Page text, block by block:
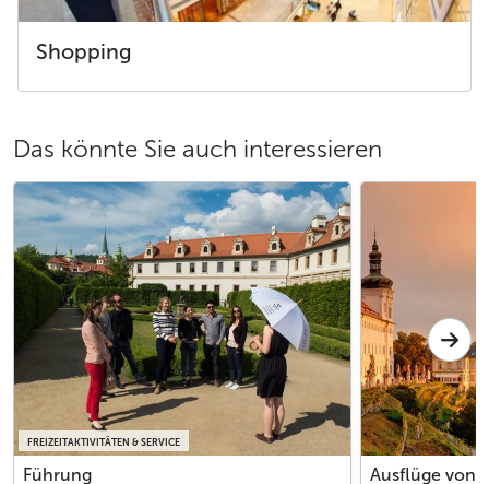
Shopping
Das könnte Sie auch interessieren
FREIZEITAKTIVITÄTEN & SERVICE
Führung Ausflüge von